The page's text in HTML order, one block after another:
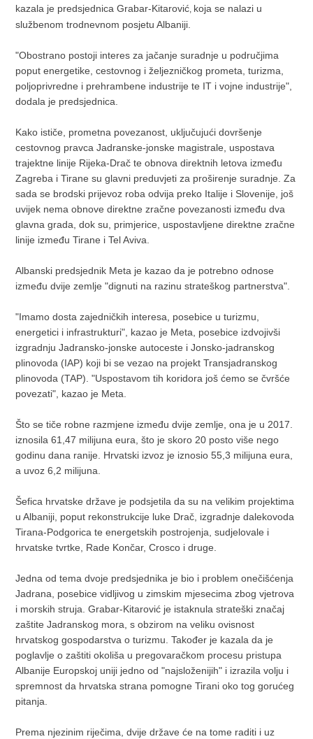
kazala je predsjednica Grabar-Kitarović, koja se nalazi u
službenom trodnevnom posjetu Albaniji.
"Obostrano postoji interes za jačanje suradnje u područjima
poput energetike, cestovnog i željezničkog prometa, turizma,
poljoprivredne i prehrambene industrije te IT i vojne industrije",
dodala je predsjednica.
Kako ističe, prometna povezanost, uključujući dovršenje
cestovnog pravca Jadranske-jonske magistrale, uspostava
trajektne linije Rijeka-Drač te obnova direktnih letova između
Zagreba i Tirane su glavni preduvjeti za proširenje suradnje. Za
sada se brodski prijevoz roba odvija preko Italije i Slovenije, još
uvijek nema obnove direktne zračne povezanosti između dva
glavna grada, dok su, primjerice, uspostavljene direktne zračne
linije između Tirane i Tel Aviva.
Albanski predsjednik Meta je kazao da je potrebno odnose
između dvije zemlje "dignuti na razinu strateškog partnerstva".
"Imamo dosta zajedničkih interesa, posebice u turizmu,
energetici i infrastrukturi", kazao je Meta, posebice izdvojivši
izgradnju Jadransko-jonske autoceste i Jonsko-jadranskog
plinovoda (IAP) koji bi se vezao na projekt Transjadranskog
plinovoda (TAP). "Uspostavom tih koridora još ćemo se čvršće
povezati", kazao je Meta.
Što se tiče robne razmjene između dvije zemlje, ona je u 2017.
iznosila 61,47 milijuna eura, što je skoro 20 posto više nego
godinu dana ranije. Hrvatski izvoz je iznosio 55,3 milijuna eura,
a uvoz 6,2 milijuna.
Šefica hrvatske države je podsjetila da su na velikim projektima
u Albaniji, poput rekonstrukcije luke Drač, izgradnje dalekovoda
Tirana-Podgorica te energetskih postrojenja, sudjelovale i
hrvatske tvrtke, Rade Končar, Crosco i druge.
Jedna od tema dvoje predsjednika je bio i problem onečišćenja
Jadrana, posebice vidljivog u zimskim mjesecima zbog vjetrova
i morskih struja. Grabar-Kitarović je istaknula strateški značaj
zaštite Jadranskog mora, s obzirom na veliku ovisnost
hrvatskog gospodarstva o turizmu. Također je kazala da je
poglavlje o zaštiti okoliša u pregovaračkom procesu pristupa
Albanije Europskoj uniji jedno od "najsloženijih" i izrazila volju i
spremnost da hrvatska strana pomogne Tirani oko tog gorućeg
pitanja.
Prema njezinim riječima, dvije države će na tome raditi i uz